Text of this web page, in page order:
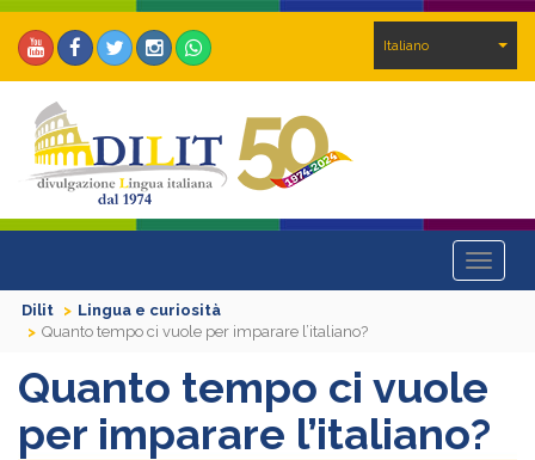
Italiano
Toggle
Dilit
Lingua e curiosità
Quanto tempo ci vuole per imparare l’italiano?
Quanto tempo ci vuole
per imparare l’italiano?